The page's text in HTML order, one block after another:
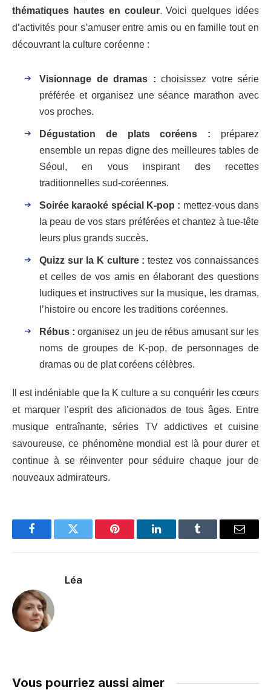
thématiques hautes en couleur. Voici quelques idées
d’activités pour s’amuser entre amis ou en famille tout en
découvrant la culture coréenne :
Visionnage de dramas : choisissez votre série
préférée et organisez une séance marathon avec
vos proches.
Dégustation de plats coréens : préparez
ensemble un repas digne des meilleures tables de
Séoul, en vous inspirant des recettes
traditionnelles sud-coréennes.
Soirée karaoké spécial K-pop : mettez-vous dans
la peau de vos stars préférées et chantez à tue-tête
leurs plus grands succès.
Quizz sur la K culture : testez vos connaissances
et celles de vos amis en élaborant des questions
ludiques et instructives sur la musique, les dramas,
l’histoire ou encore les traditions coréennes.
Rébus : organisez un jeu de rébus amusant sur les
noms de groupes de K-pop, de personnages de
dramas ou de plat coréens célèbres.
Il est indéniable que la K culture a su conquérir les cœurs
et marquer l’esprit des aficionados de tous âges. Entre
musique entraînante, séries TV addictives et cuisine
savoureuse, ce phénomène mondial est là pour durer et
continue à se réinventer pour séduire chaque jour de
nouveaux admirateurs.
FacebookTwitter Pinterest LinkedInTumblr Email
Léa
Vous pourriez aussi aimer